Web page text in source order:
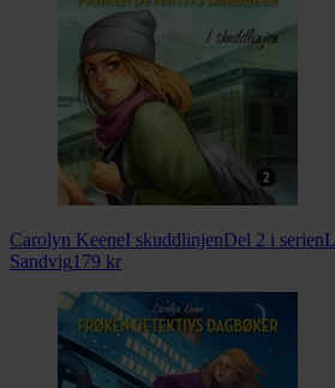
Carolyn KeeneI skuddlinjenDel 2 i serien
Sandvig179 kr